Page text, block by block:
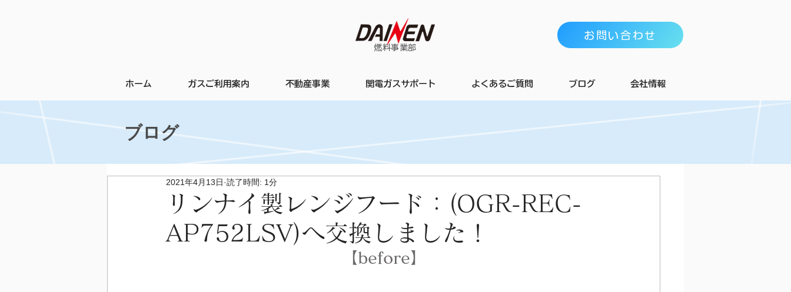
​燃料事業部
お問い合わせ
ホーム ガスご利用案内 不動産事業 関電ガスサポート よくあるご質問 ブログ 会社情報
ブログ
リンナイ製レンジフード：(OGR-REC-
AP752LSV)へ交換しました！
2021年4月13日 読了時間: 1分
【before】